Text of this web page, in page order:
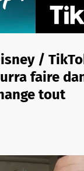
/
faire
tout